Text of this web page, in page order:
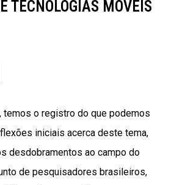
TECNOLOGIAS MÓVEIS
temos o registro do que podemos
iniciais acerca deste tema,
desdobramentos ao campo do
de pesquisadores brasileiros,